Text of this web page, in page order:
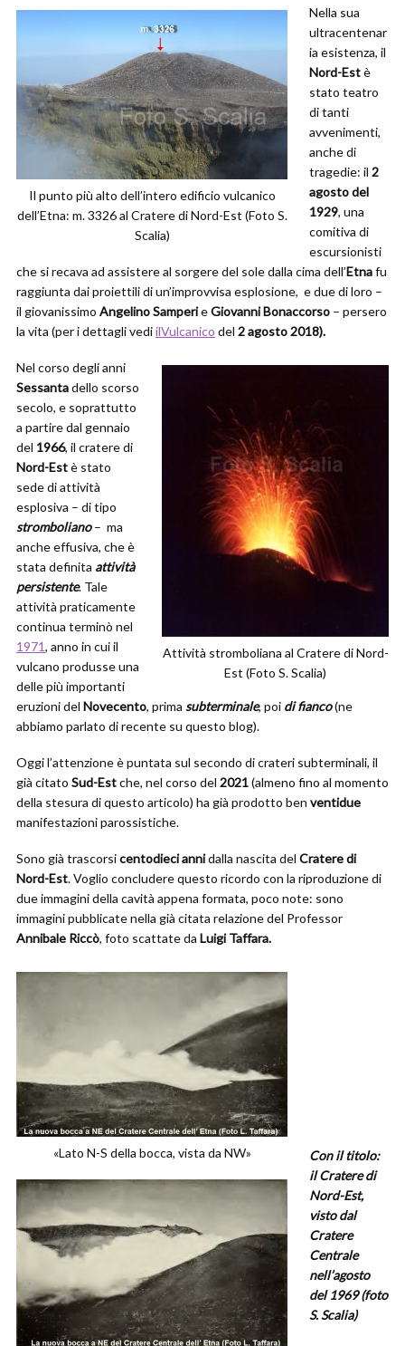
Il punto più alto dell’intero edificio vulcanico
dell’Etna: m. 3326 al Cratere di Nord-Est (Foto S.
Scalia)
Nella sua
ultracentenar
ia esistenza, il
Nord-Estè
stato teatro
di tanti
avvenimenti,
anche di
tragedie: il 2
agosto del
1929, una
comitiva di
escursionisti
che si recava ad assistere al sorgere del sole dalla cima dell’Etnafu
raggiunta dai proiettili di un’improvvisa esplosione, e due di loro –
il giovanissimo Angelino SamperieGiovanni Bonaccorso – persero
la vita (per i dettagli vediilVulcanico del 2 agosto 2018).
Attività stromboliana al Cratere di Nord-
Est (Foto S. Scalia)
Nel corso degli anni
Sessantadello scorso
secolo, e soprattutto
a partire dal gennaio
del 1966, il cratere di
Nord-Estè stato
sede di attività
esplosiva – di tipo
stromboliano– ma
anche effusiva, che è
stata definita attività
persistente. Tale
attività praticamente
continua terminò nel
1971, anno in cui il
vulcano produsse una
delle più importanti
eruzioni del Novecento, prima subterminale, poi di fianco(ne
abbiamo parlato di recente su questo blog).
Oggi l’attenzione è puntata sul secondo di crateri subterminali, il
già citato Sud-Estche, nel corso del 2021(almeno fino al momento
della stesura di questo articolo) ha già prodotto ben ventidue
manifestazioni parossistiche.
Sono già trascorsicentodieci annidalla nascita del Cratere di
Nord-Est. Voglio concludere questo ricordo con la riproduzione di
due immagini della cavità appena formata, poco note: sono
immagini pubblicate nella già citata relazione del Professor
Annibale Riccò, foto scattate da Luigi Taffara.
«Lato N-S della bocca, vista da NW»
Con il titolo:
il Cratere di
Nord-Est,
visto dal
Cratere
Centrale
nell’agosto
del 1969 (foto
S. Scalia)